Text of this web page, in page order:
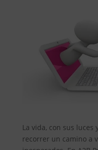
La vida, con sus luces
recorrer un camino a